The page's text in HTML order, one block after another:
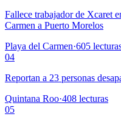
Fallece trabajador de Xcaret
Carmen a Puerto Morelos
Playa del Carmen·605
04
Reportan a 23 personas
Quintana Roo·408 lecturas
05